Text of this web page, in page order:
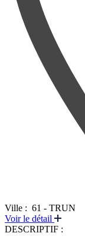
Ville : 61 - TRUN
Voir le détail
DESCRIPTIF :